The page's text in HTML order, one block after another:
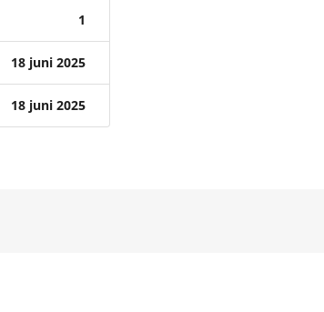
1
18 juni 2025
18 juni 2025